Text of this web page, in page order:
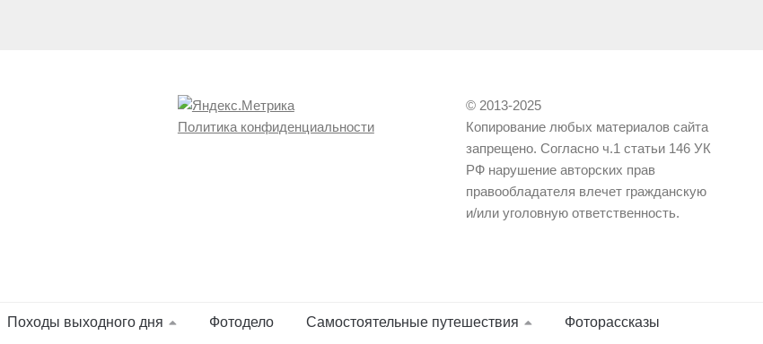
Политика конфиденциальности
© 2013-2025
Копирование любых материалов сайта
запрещено. Согласно ч.1 статьи 146 УК
РФ нарушение авторских прав
правообладателя влечет гражданскую
и/или уголовную ответственность.
Походы выходного дня Фотодело Самостоятельные путешествия Фоторассказы